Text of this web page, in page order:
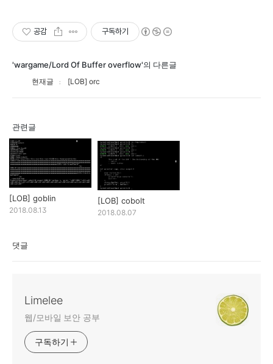
공감 구독하기
'wargame/Lord Of Buffer overflow'의 다른글
현재글 [LOB] orc
관련글
[LOB] goblin
2018.08.13
[LOB] cobolt
2018.08.07
댓글
Limelee
웹/모바일 보안 공부
구독하기